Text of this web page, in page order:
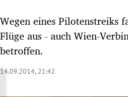
Untermenü
Untermenü
Wegen eines Pilotenstreiks
Flüge aus - auch Wien-
betroffen.
14.09.2014, 21:42